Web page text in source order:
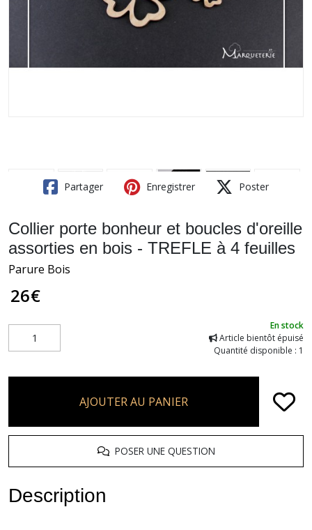
Partager Enregistrer Poster
Collier porte bonheur et boucles d'oreille
assorties en bois - TREFLE à 4 feuilles
Parure Bois
26€
En stock
Article bientôt épuisé
Quantité disponible : 1
AJOUTER AU PANIER
POSER UNE QUESTION
Description